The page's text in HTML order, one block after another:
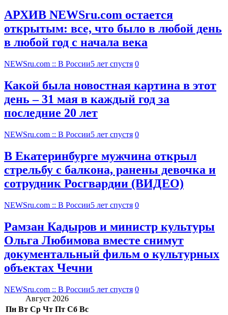
АРХИВ NEWSru.com остается
открытым: все, что было в любой день
в любой год с начала века
NEWSru.com :: В России5 лет спустя 0
Какой была новостная картина в этот
день – 31 мая в каждый год за
последние 20 лет
NEWSru.com :: В России5 лет спустя 0
В Екатеринбурге мужчина открыл
стрельбу с балкона, ранены девочка и
сотрудник Росгвардии (ВИДЕО)
NEWSru.com :: В России5 лет спустя 0
Рамзан Кадыров и министр культуры
Ольга Любимова вместе снимут
документальный фильм о культурных
объектах Чечни
NEWSru.com :: В России5 лет спустя 0
Август 2026
Пн Вт Ср Чт Пт Сб Вс